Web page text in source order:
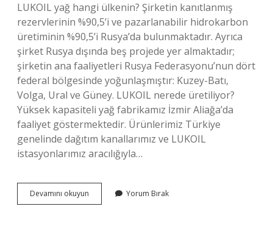
LUKOIL yağ hangi ülkenin? Şirketin kanıtlanmış
rezervlerinin %90,5’i ve pazarlanabilir hidrokarbon
üretiminin %90,5’i Rusya’da bulunmaktadır. Ayrıca
şirket Rusya dışında beş projede yer almaktadır;
şirketin ana faaliyetleri Rusya Federasyonu’nun dört
federal bölgesinde yoğunlaşmıştır: Kuzey-Batı,
Volga, Ural ve Güney. LUKOIL nerede üretiliyor?
Yüksek kapasiteli yağ fabrikamız İzmir Aliağa’da
faaliyet göstermektedir. Ürünlerimiz Türkiye
genelinde dağıtım kanallarımız ve LUKOIL
istasyonlarımız aracılığıyla…
Devamını okuyun
Hangi
Yorum Bırak